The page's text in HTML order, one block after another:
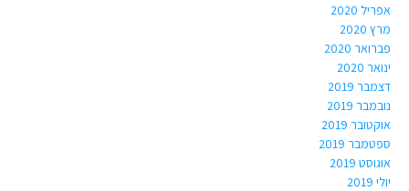
אפריל 2020
מרץ 2020
פברואר 2020
ינואר 2020
דצמבר 2019
נובמבר 2019
אוקטובר 2019
ספטמבר 2019
אוגוסט 2019
יולי 2019